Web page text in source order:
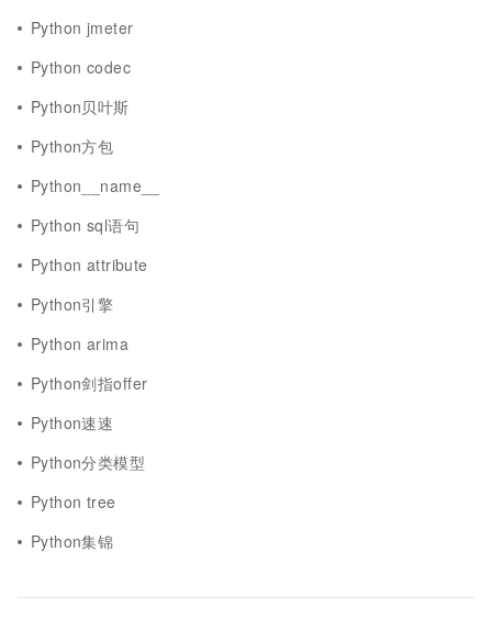
Python jmeter
Python codec
Python贝叶斯
Python方包
Python__name__
Python sql语句
Python attribute
Python引擎
Python arima
Python剑指offer
Python速速
Python分类模型
Python tree
Python集锦